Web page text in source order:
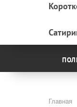
Главная